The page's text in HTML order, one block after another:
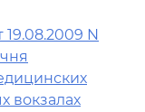
N
вокзалах